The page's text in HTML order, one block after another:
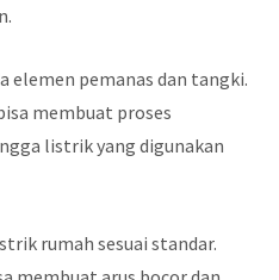
elemen pemanas dan tangki.
membuat proses
listrik yang digunakan
rumah sesuai standar.